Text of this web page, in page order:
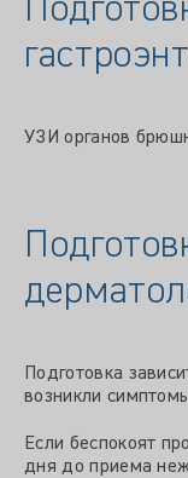
УЗИ органов
Подготовка
возникли
Если беспокоят
дня до приема